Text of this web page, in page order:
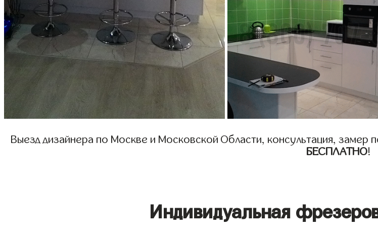
Выезд дизайнера по Москве и Московской Области, консультация, замер
БЕСПЛАТНО!
Индивидуальная